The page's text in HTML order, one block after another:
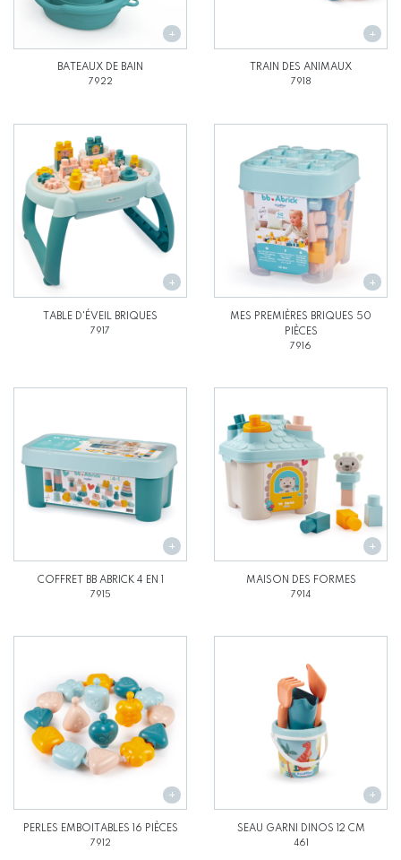
BATEAUX DE BAIN
7922
TRAIN DES ANIMAUX
7918
TABLE D'ÉVEIL BRIQUES
7917
MES PREMIÈRES BRIQUES 50
PIÈCES
7916
COFFRET BB ABRICK 4 EN 1
7915
MAISON DES FORMES
7914
PERLES EMBOITABLES 16 PIÈCES
7912
SEAU GARNI DINOS 12 CM
461